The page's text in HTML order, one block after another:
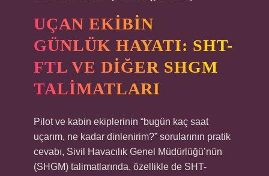
UÇAN EKIBIN
GÜNLÜK HAYATI: SHT-
FTL VE DIĞER SHGM
TALIMATLARI
Pilot ve kabin ekiplerinin “bugün kaç saat
uçarım, ne kadar dinlenirim?” sorularının pratik
cevabı, Sivil Havacılık Genel Müdürlüğü’nün
(SHGM) talimatlarında, özellikle de SHT-